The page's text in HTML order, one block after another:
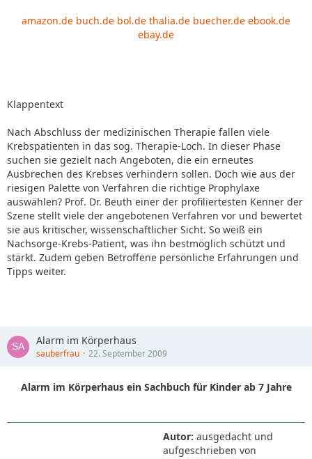
amazon.de buch.de bol.de thalia.de buecher.de ebook.de
ebay.de
Klappentext
Nach Abschluss der medizinischen Therapie fallen viele
Krebspatienten in das sog. Therapie-Loch. In dieser Phase
suchen sie gezielt nach Angeboten, die ein erneutes
Ausbrechen des Krebses verhindern sollen. Doch wie aus der
riesigen Palette von Verfahren die richtige Prophylaxe
auswählen? Prof. Dr. Beuth einer der profiliertesten Kenner der
Szene stellt viele der angebotenen Verfahren vor und bewertet
sie aus kritischer, wissenschaftlicher Sicht. So weiß ein
Nachsorge-Krebs-Patient, was ihn bestmöglich schützt und
stärkt. Zudem geben Betroffene persönliche Erfahrungen und
Tipps weiter.
Alarm im Körperhaus
sauberfrau 22. September 2009
Alarm im Körperhaus ein Sachbuch für Kinder ab 7 Jahre
Autor: ausgedacht und
aufgeschrieben von